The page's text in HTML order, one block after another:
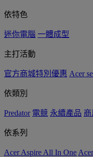
依特色
迷你電腦 一體成型
主打活動
官方商城特別優惠 Acer
依類別
Predator 電競 永續產品 商
依系列
Acer Aspire All In One